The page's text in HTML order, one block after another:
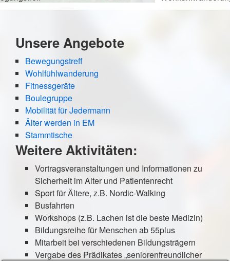
Unsere Angebote
Bewegungstreff
Wohlfühlwanderung
Fitnessgeräte
Boulegruppe
Mobilität für Jedermann
Älter werden in EM
Stammtische
Weitere Aktivitäten:
Vortragsveranstaltungen und Informationen zu
Sicherheit im Alter und Patientenrecht
Sport für Ältere, z.B. Nordic-Walking
Busfahrten
Workshops (z.B. Lachen ist die beste Medizin)
Bildungsreihe für Menschen ab 55plus
Mitarbeit bei verschiedenen Bildungsträgern
Vergabe des Prädikates „seniorenfreundlicher